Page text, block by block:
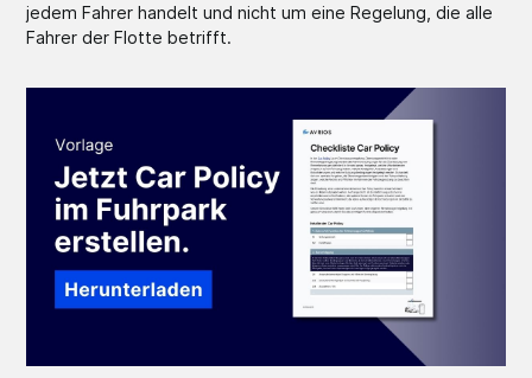
jedem Fahrer handelt und nicht um eine Regelung, die alle
Fahrer der Flotte betrifft.